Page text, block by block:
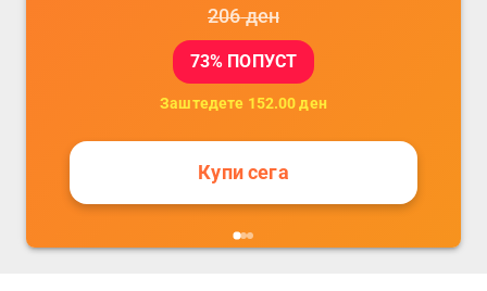
206ден
73% ПОПУСТ
Заштедете 152.00 ден
Купи сега